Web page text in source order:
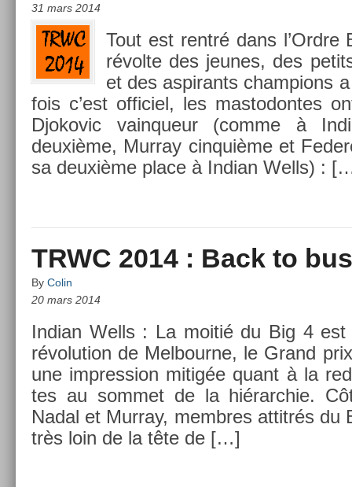
31 mars 2014
Tout est rentré dans
révolte des jeunes, des
et des as­pirants champ­ions
fois c’est of­ficiel, les mas­todon­tes
Djokovic vain­queur (comme à
deuxième, Mur­ray cin­quiè­me et
sa deuxième place à In­dian Wells) :
TRWC 2014 : Back to
By Colin
20 mars 2014
In­dian Wells : La moitié du Big 4
révolu­tion de Mel­bour­ne, le Grand
une im­press­ion mitigée quant à la
tes au som­met de la hié­rarchie.
Nadal et Mur­ray, mem­bres at­titrés du
très loin de la tête de […]